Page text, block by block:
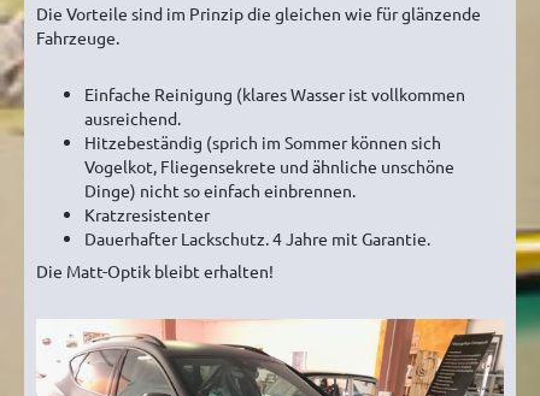
Die Vorteile sind im Prinzip die gleichen wie für glänzende
Fahrzeuge.
Einfache Reinigung (klares Wasser ist vollkommen
ausreichend.
Hitzebeständig (sprich im Sommer können sich
Vogelkot, Fliegensekrete und ähnliche unschöne
Dinge) nicht so einfach einbrennen.
Kratzresistenter
Dauerhafter Lackschutz. 4 Jahre mit Garantie.
Die Matt-Optik bleibt erhalten!